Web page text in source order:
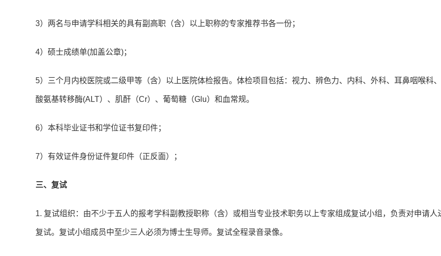
3）两名与申请学科相关的具有副高职（含）以上职称的专家推荐书各一份；
4）硕士成绩单(加盖公章)；
5）三个月内校医院或二级甲等（含）以上医院体检报告。体检项目包括：视力、辨色力、内科、外科、耳鼻咽喉科
酸氨基转移酶(ALT）、肌酐（Cr）、葡萄糖（Glu）和血常规。
6）本科毕业证书和学位证书复印件；
7）有效证件身份证件复印件（正反面）；
三、复试
1. 复试组织：由不少于五人的报考学科副教授职称（含）或相当专业技术职务以上专家组成复试小组，负责对申请人
复试。复试小组成员中至少三人必须为博士生导师。复试全程录音录像。